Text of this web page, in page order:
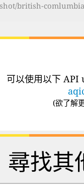
british-
可以使用以下 API
(欲了解
尋找其